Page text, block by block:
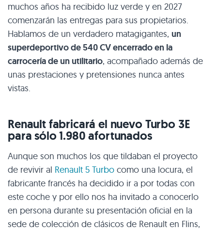
muchos años ha recibido luz verde y en 2027
comenzarán las entregas para sus propietarios.
Hablamos de un verdadero matagigantes, un
superdeportivo de 540 CV encerrado en la
carrocería de un utilitario, acompañado además de
unas prestaciones y pretensiones nunca antes
vistas.
Renault fabricará el nuevo Turbo 3E
para sólo 1.980 afortunados
Aunque son muchos los que tildaban el proyecto
de revivir al Renault 5 Turbo como una locura, el
fabricante francés ha decidido ir a por todas con
este coche y por ello nos ha invitado a conocerlo
en persona durante su presentación oficial en la
sede de colección de clásicos de Renault en Flins,